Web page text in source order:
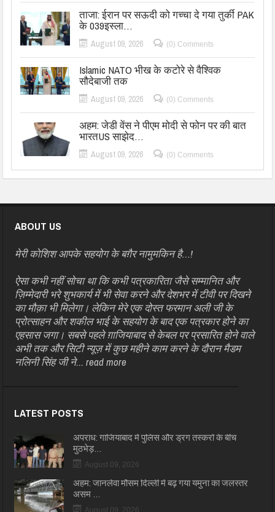
ताजा: ईरान पर सऊदी को गच्चा दे गया तुर्की PAK
के 039इस्ला…
August 09, 2026 (0) Comments
Islamic NATO भीख के कटोरे से वैश्विक
सौदेबाजी तक
August 09, 2026 (0) Comments
अहम: जेडी वेंस ने पीएम मोदी से फोन पर की बात
भारतUS साझेद…
August 09, 2026 (0) Comments
ABOUT US
मेरी कोशिश आपके सहयोग के बग़ैर नामुमकिन है…!
ऐसा कभी नहीं सोचा था कि कभी पत्रकारिता जैसे सम्मानित और
ज़िम्मेदारी भरे शुभकार्य में भी सेवा करने और देशभर में टीवी पर दिखने
का मौक़ा भी मिलेगा। लेकिन मेरे एक दोस्त फरमान अली जी के
प्रोत्साहन और शकील भाई के सहयोग के बाद एक पत्रकार होने का
एहसास जगा। सबसे पहले ग़ाजियाबाद से केबल पर प्रसारित होने वाले
अभी तक और सिटी न्यूज़ में कुछ महीने काम करने के दौरान मैडम
नलिनी सिंह जी ने...read more
LATEST POSTS
अपराध: गाजियाबाद में पुलिस और ड्रग तस्करों के बीच
मुठभेड़…
August 09, 2026
अहम: जानलेवा मौसम दिल्ली में बढ़ गया यमुना का जलस्तर
असम …
August 09, 2026